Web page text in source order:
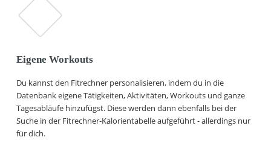
Eigene Workouts
Du kannst den Fitrechner personalisieren, indem du in die
Datenbank eigene Tätigkeiten, Aktivitäten, Workouts und ganze
Tagesabläufe hinzufügst. Diese werden dann ebenfalls bei der
Suche in der Fitrechner-Kalorientabelle aufgeführt - allerdings nur
für dich.